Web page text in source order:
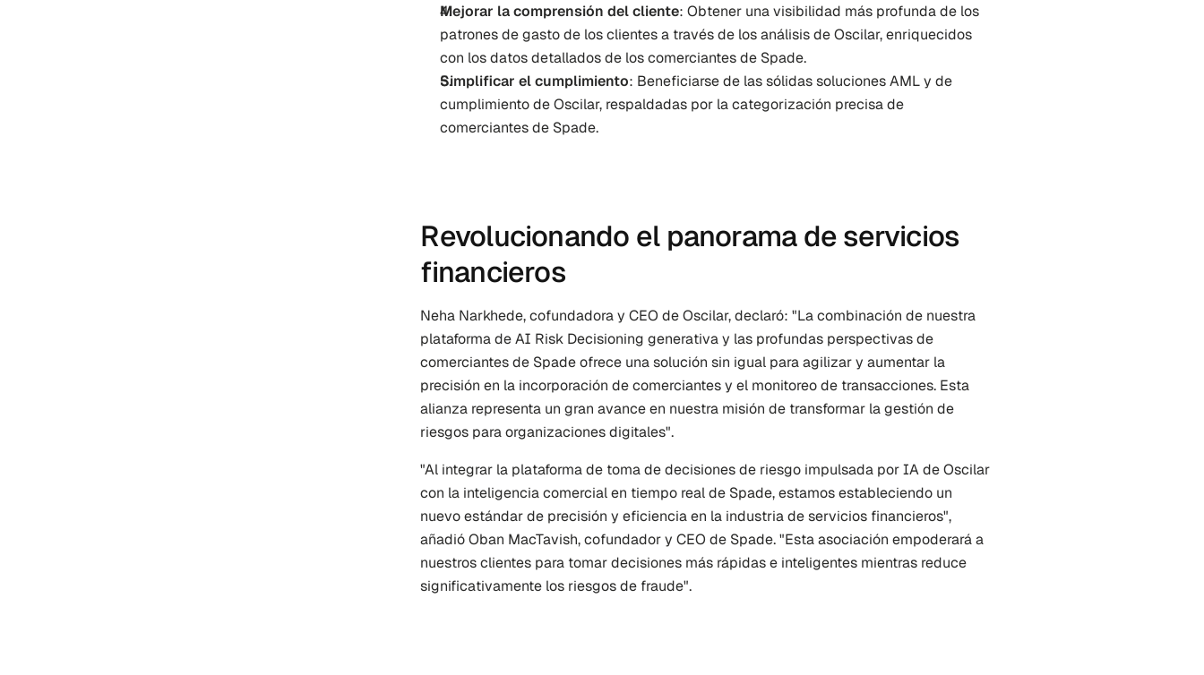
Mejorar la comprensión del cliente: Obtener una visibilidad más profunda de los
patrones de gasto de los clientes a través de los análisis de Oscilar, enriquecidos
con los datos detallados de los comerciantes de Spade.
Simplificar el cumplimiento: Beneficiarse de las sólidas soluciones AML y de
cumplimiento de Oscilar, respaldadas por la categorización precisa de
comerciantes de Spade.
Revolucionando el panorama de servicios
financieros
Neha Narkhede, cofundadora y CEO de Oscilar, declaró: "La combinación de nuestra
plataforma de AI Risk Decisioning generativa y las profundas perspectivas de
comerciantes de Spade ofrece una solución sin igual para agilizar y aumentar la
precisión en la incorporación de comerciantes y el monitoreo de transacciones. Esta
alianza representa un gran avance en nuestra misión de transformar la gestión de
riesgos para organizaciones digitales".
"Al integrar la plataforma de toma de decisiones de riesgo impulsada por IA de Oscilar
con la inteligencia comercial en tiempo real de Spade, estamos estableciendo un
nuevo estándar de precisión y eficiencia en la industria de servicios financieros",
añadió Oban MacTavish, cofundador y CEO de Spade. "Esta asociación empoderará a
nuestros clientes para tomar decisiones más rápidas e inteligentes mientras reduce
significativamente los riesgos de fraude".